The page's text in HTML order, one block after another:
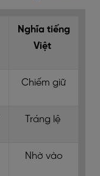
Nghĩa tiếng
Việt
Chiếm giữ
Tráng lệ
Nhờ vào